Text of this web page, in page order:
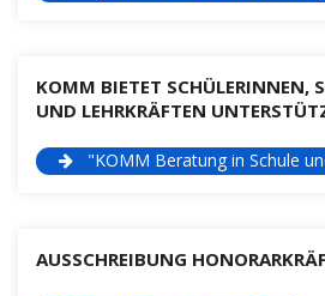
KOMM BIETET SCHÜLERINNEN,
UND LEHRKRÄFTEN
"KOMM Beratung in Schule
AUSSCHREIBUNG